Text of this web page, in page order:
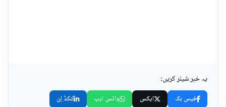
یہ خبر شیئر کریں:
فیس بک ایکس واٹس ایپ لنکڈ اِن